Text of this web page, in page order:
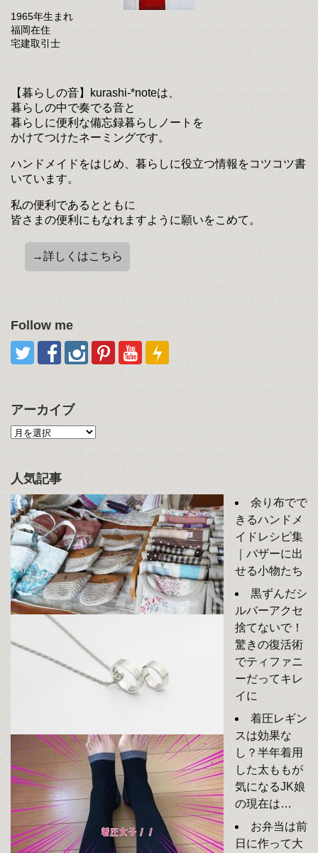
1965年生まれ
福岡在住
宅建取引士
【暮らしの音】kurashi-*noteは、
暮らしの中で奏でる音と
暮らしに便利な備忘録暮らしノートを
かけてつけたネーミングです。
ハンドメイドをはじめ、暮らしに役立つ情報をコツコツ書
いています。
私の便利であるとともに
皆さまの便利にもなれますように願いをこめて。
→詳しくはこちら
Follow me
アーカイブ
人気記事
余り布でで
きるハンドメ
イドレシピ集
｜バザーに出
せる小物たち
黒ずんだシ
ルバーアクセ
捨てないで！
驚きの復活術
でティファニ
ーだってキレ
イに
着圧レギン
スは効果な
し？半年着用
した太ももが
気になるJK娘
の現在は…
お弁当は前
日に作って大